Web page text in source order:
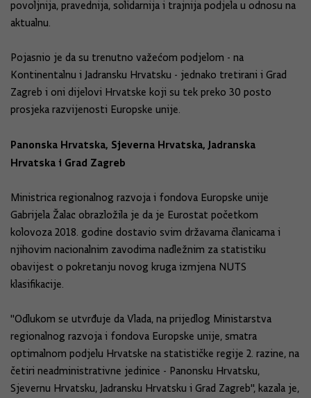
povoljnija, pravednija, solidarnija i trajnija podjela u odnosu na
aktualnu.
Pojasnio je da su trenutno važećom podjelom - na
Kontinentalnu i Jadransku Hrvatsku - jednako tretirani i Grad
Zagreb i oni dijelovi Hrvatske koji su tek preko 30 posto
prosjeka razvijenosti Europske unije.
Panonska Hrvatska, Sjeverna Hrvatska, Jadranska
Hrvatska i Grad Zagreb
Ministrica regionalnog razvoja i fondova Europske unije
Gabrijela Žalac obrazložila je da je Eurostat početkom
kolovoza 2018. godine dostavio svim državama članicama i
njihovim nacionalnim zavodima nadležnim za statistiku
obavijest o pokretanju novog kruga izmjena NUTS
klasifikacije.
"Odlukom se utvrđuje da Vlada, na prijedlog Ministarstva
regionalnog razvoja i fondova Europske unije, smatra
optimalnom podjelu Hrvatske na statističke regije 2. razine, na
četiri neadministrativne jedinice - Panonsku Hrvatsku,
Sjevernu Hrvatsku, Jadransku Hrvatsku i Grad Zagreb", kazala je,